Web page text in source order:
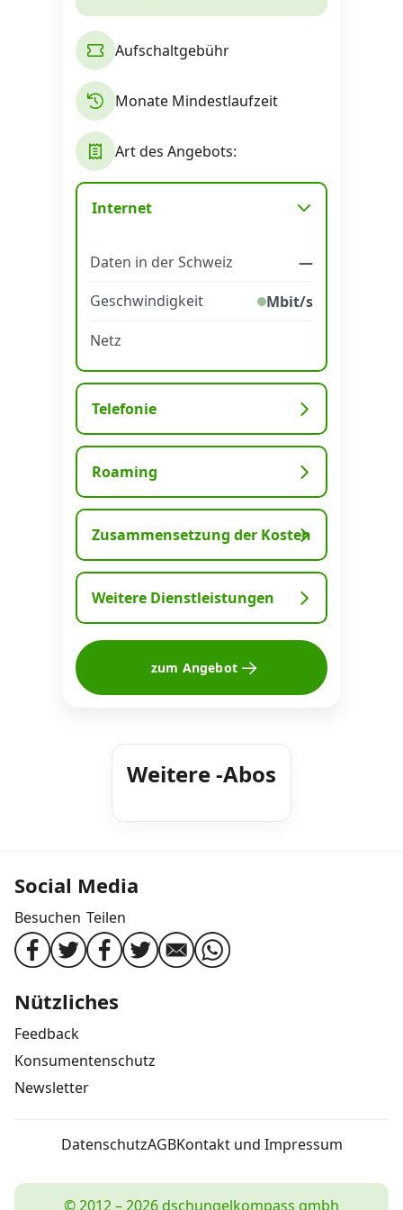
Alle Mobile-Vergleiche
Internet, TV, Telefon
Kombi-Angebote
Aktionen
Über uns
Datenschutz
Aufschaltgebühr
Monate Mindestlaufzeit
Art des Angebots:
Internet
Daten in der Schweiz
—
Geschwindigkeit
Mbit/s
Netz
Telefonie
Roaming
Zusammensetzung der Kosten
Weitere Dienstleistungen
zum Angebot
Weitere -Abos
Social Media
Besuchen Teilen
Nützliches
Feedback
Konsumentenschutz
Newsletter
DatenschutzAGBKontakt und Impressum
© 2012 – 2026 dschungelkompass gmbh